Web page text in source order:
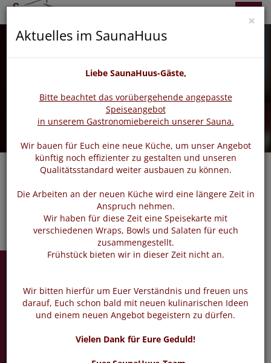
zurück
3 -12 Monate
Babyschwimmen
×
Aktuelles im SaunaHuus
Liebe SaunaHuus-Gäste,
Bitte beachtet das vorübergehende angepasste
Speiseangebot
in unserem Gastronomiebereich unserer Sauna.
Wir bauen für Euch eine neue Küche, um unser Angebot
künftig noch effizienter zu gestalten und unseren
Qualitätsstandard weiter ausbauen zu können.
Die Arbeiten an der neuen Küche wird eine längere Zeit in
Anspruch nehmen.
Wir haben für diese Zeit eine Speisekarte mit
verschiedenen Wraps, Bowls und Salaten für euch
zusammengestellt.
Frühstück bieten wir in dieser Zeit nicht an.
Wir bitten hierfür um Euer Verständnis und freuen uns
darauf, Euch schon bald mit neuen kulinarischen Ideen
und einem neuen Angebot begeistern zu dürfen.
Vielen Dank für Eure Geduld!